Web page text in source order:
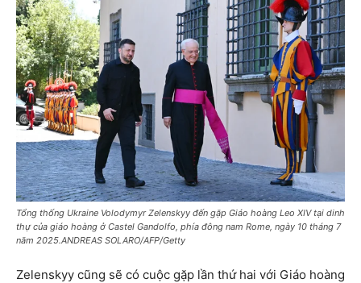
Tổng thống Ukraine Volodymyr Zelenskyy đến gặp Giáo hoàng Leo XIV tại dinh
thự của giáo hoàng ở Castel Gandolfo, phía đông nam Rome, ngày 10 tháng 7
năm 2025.ANDREAS SOLARO/AFP/Getty
Zelenskyy cũng sẽ có cuộc gặp lần thứ hai với Giáo hoàng